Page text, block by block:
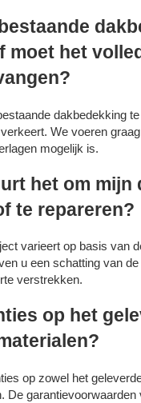
moet het
dakbedekking
We voeren
mogelijk is.
het om mijn
te repareren?
varieert op basis van
u een schatting van
verstrekken.
op het
op zowel het
De garantievoorwaarden